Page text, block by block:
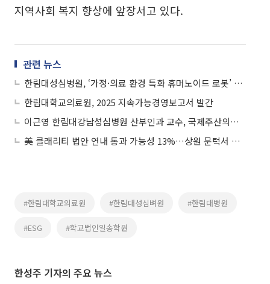
지역사회 복지 향상에 앞장서고 있다.
관련 뉴스
한림대성심병원, ‘가정·의료 환경 특화 휴머노이드 로봇’ 연구개발 착수
한림대학교의료원, 2025 지속가능경영보고서 발간
이근영 한림대강남성심병원 산부인과 교수, 국제주산의학회 이사 임명
美 클래리티 법안 연내 통과 가능성 13%…상원 문턱서 제동
#한림대학교의료원 #한림대성심벼원 #한림대병원
#ESG #학교법인일송학원
한성주 기자의 주요 뉴스